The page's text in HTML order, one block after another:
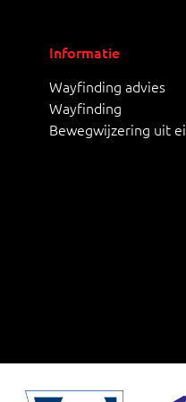
Informatie
Wayfinding advies
Wayfinding
Bewegwijzering uit